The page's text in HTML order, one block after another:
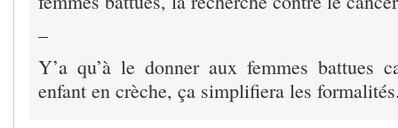
–
Y’a qu’à le donner aux femmes battues
enfant en crèche, ça simplifiera les